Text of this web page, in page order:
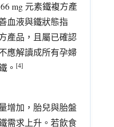
mg 元素鐵複方產
血液與鐵狀態指
產品，且屬已確認
應解讀成所有孕婦
。 [4]
增加，胎兒與胎盤
需求上升。若飲食